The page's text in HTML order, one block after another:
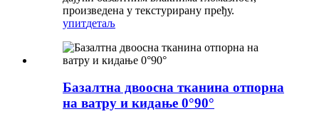
произведена у текстурирану пређу.
упитдетаљ
Базалтна двоосна тканина отпорна
на ватру и кидање 0°90°